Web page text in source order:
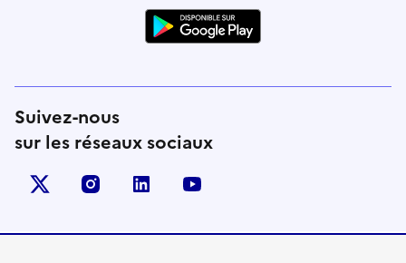
Suivez-nous
sur les réseaux sociaux
X (anciennement Twitter)
instagramlinkedin